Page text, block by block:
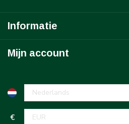
Informatie
Mijn account
€